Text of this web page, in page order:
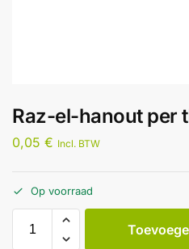
Raz-el-hanout per
0,05 € Incl. BTW
Op voorraad